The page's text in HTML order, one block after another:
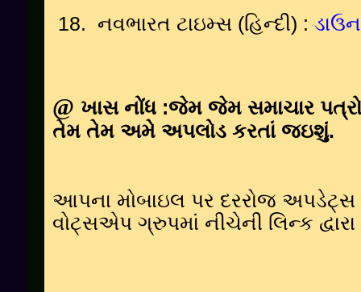
18. નવભારત ટાઇમ્સ (હિન્દી) :
@ ખાસ નોંધ :જેમ જેમ સમાચાર
તેમ તેમ અમે અપલોડ કરતાં જઇશું.
આપના મોબાઇલ પર દરરોજ અપડેટ્સ
વોટ્સએપ ગ્રુપમાં નીચેની લિન્ક